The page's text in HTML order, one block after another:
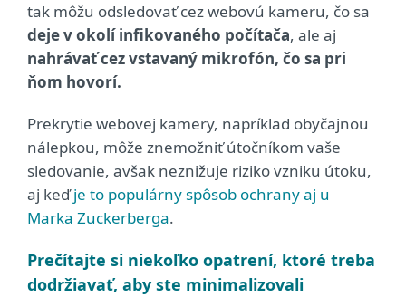
tak môžu odsledovať cez webovú kameru, čo sa
deje v okolí infikovaného počítača, ale aj
nahrávať cez vstavaný mikrofón, čo sa pri
ňom hovorí.
Prekrytie webovej kamery, napríklad obyčajnou
nálepkou, môže znemožniť útočníkom vaše
sledovanie, avšak neznižuje riziko vzniku útoku,
aj keďje to populárny spôsob ochrany aj u
Marka Zuckerberga.
Prečítajte si niekoľko opatrení, ktoré treba
dodržiavať, aby ste minimalizovali